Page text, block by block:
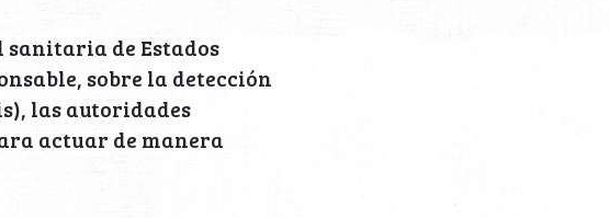
de Estados
sobre la detección
las autoridades
actuar de manera